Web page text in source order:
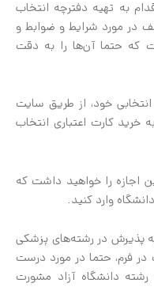
به تهیه دفترچه انتخاب
در مورد شرایط و ضوابط و
که حتما آن‌ها را به دقت
خود، از طریق سایت
کارت اعتباری انتخاب
اجازه را خواهید داشت که
پذیرش در رشته‌های پزشکی
در فرم، حتما در مورد درست
رشته دانشگاه آزاد مشورت